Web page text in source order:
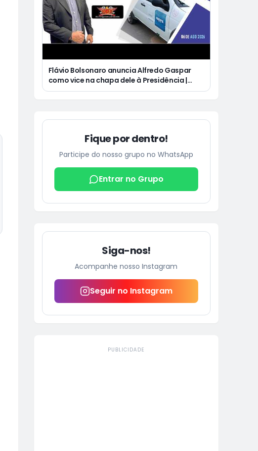
Flávio Bolsonaro anuncia Alfredo Gaspar
como vice na chapa dele à Presidência |
Justiça condena Equatorial a pagar R$ 3 mil
Fique por dentro!
Participe do nosso grupo no WhatsApp
Entrar no Grupo
Siga-nos!
Acompanhe nosso Instagram
Seguir no Instagram
PUBLICIDADE